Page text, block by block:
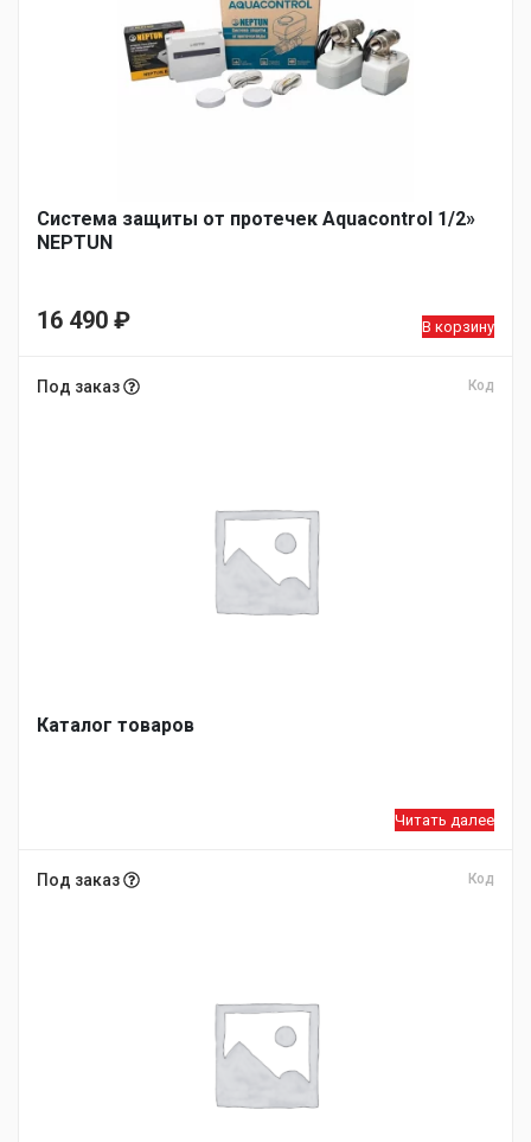
Система защиты от протечек Aquacontrol 1/2»
NEPTUN
16 490 ₽ В корзину
Под заказ Код
Каталог товаров
Читать далее
Под заказ Код